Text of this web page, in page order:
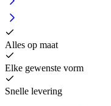
Alles op maat
Elke gewenste vorm
Snelle levering